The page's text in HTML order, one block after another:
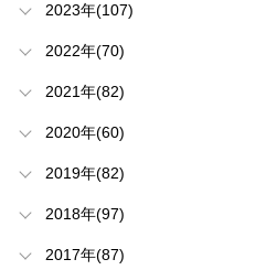
2023年(107)
2022年(70)
2021年(82)
2020年(60)
2019年(82)
2018年(97)
2017年(87)